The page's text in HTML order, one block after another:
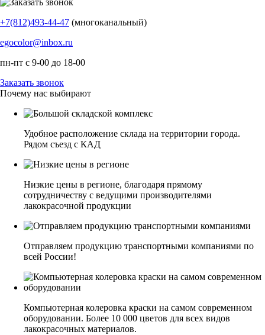
+7(812)493-44-47 (многоканальный)
egocolor@inbox.ru
пн-пт с 9-00 до 18-00
Заказать звонок
Почему нас выбирают
Удобное расположение склада на территории города.
Рядом съезд с КАД
Низкие цены в регионе, благодаря прямому
сотрудничеству с ведущими производителями
лакокрасочной продукции
Отправляем продукцию транспортными компаниями по
всей России!
Компьютерная колеровка краски на самом современном
оборудовании. Более 10 000 цветов для всех видов
лакокрасочных материалов.